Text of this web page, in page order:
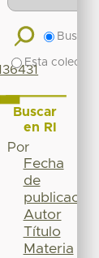
Buscar
Esta
Buscar
en RI
Por
Fecha
de
publicación
Autor
Título
Materia